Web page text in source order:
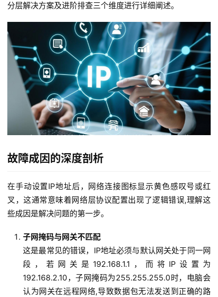
分层解决方案及进阶排查三个维度进行详细阐述。
故障成因的深度剖析
在手动设置IP地址后，网络连接图标显示黄色感叹号或红
叉，这通常意味着网络层协议配置出现了逻辑错误,理解这
些成因是解决问题的第一步。
子网掩码与网关不匹配
这是最常见的错误，IP地址必须与默认网关处于同一网
段，若网关是192.168.1.1，而将IP设置为
192.168.2.10，子网掩码为255.255.255.0时，电脑会
认为网关在远程网络,导致数据包无法发送到正确的路